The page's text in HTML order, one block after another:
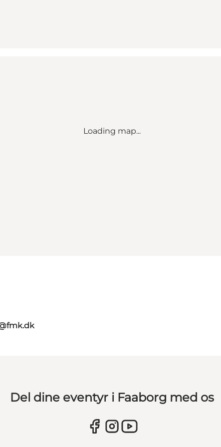
Loading map...
Del dine eventyr i Faaborg med os